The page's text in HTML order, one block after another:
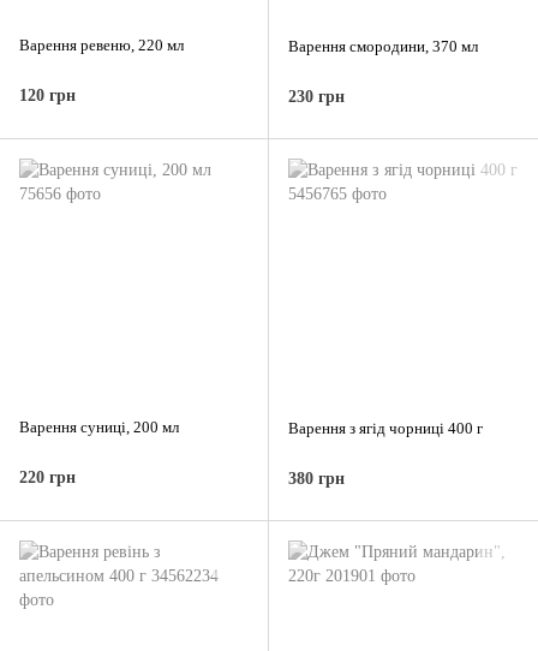
Варення ревеню, 220 мл
120 грн
Варення смородини, 370 мл
230 грн
Варення суниці, 200 мл
220 грн
Варення з ягід чорниці 400 г
380 грн